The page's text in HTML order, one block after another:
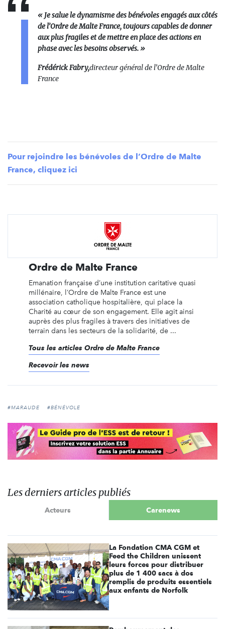
« Je salue le dynamisme des bénévoles engagés aux côtés
de l’Ordre de Malte France, toujours capables de donner
aux plus fragiles et de mettre en place des actions en
phase avec les besoins observés. »
Frédérick Fabry,directeur général de l’Ordre de Malte
France
Pour rejoindre les bénévoles de l’Ordre de Malte
France, cliquez ici
Ordre de Malte France
Emanation française d’une institution caritative quasi
millénaire, l’Ordre de Malte France est une
association catholique hospitalière, qui place la
Charité au cœur de son engagement. Elle agit ainsi
auprès des plus fragiles à travers des initiatives de
terrain dans les secteurs de la solidarité, de ...
Tous les articles Ordre de Malte France
Recevoir les news
#MARAUDE #BÉNÉVOLE
Les derniers articles publiés
Acteurs Carenews
La Fondation CMA CGM et
Feed the Children unissent
leurs forces pour distribuer
plus de 1 400 sacs à dos
remplis de produits essentiels
aux enfants de Norfolk